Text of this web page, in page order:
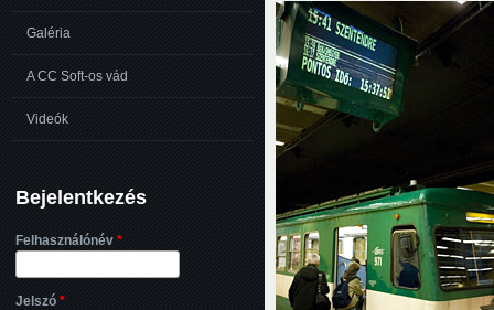
Galéria
A CC Soft-os vád
Videók
Bejelentkezés
Felhasználónév *
Jelszó *